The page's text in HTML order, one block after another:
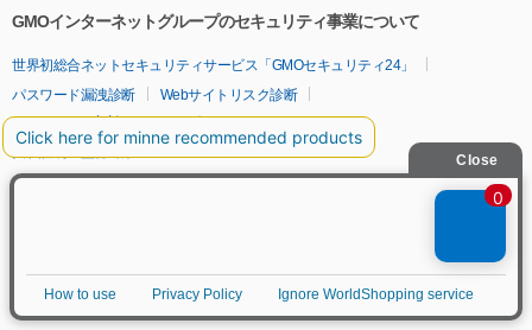
GMOインターネットグループのセキュリティ事業について
世界初総合ネットセキュリティサービス「GMOセキュリティ24」
パスワード漏洩診断
Webサイトリスク診断
セキュリティ相談AIチャットボット
実在証明・盗聴対策
サイバー攻撃対策（GMOサイバーセキュリティ byイエラエ）